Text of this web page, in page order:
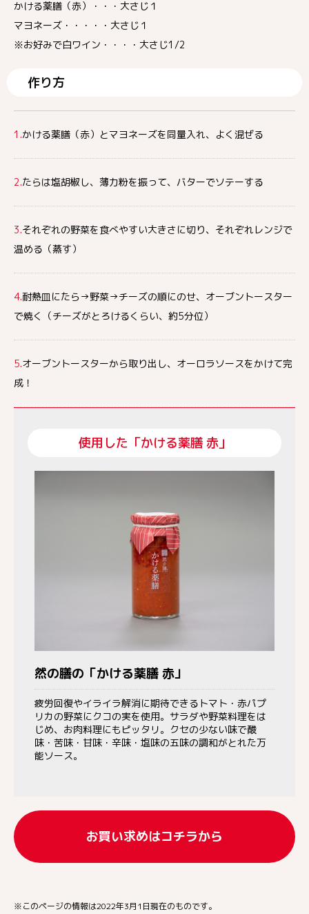
かける薬膳（赤）・・・大さじ１
マヨネーズ・・・・・大さじ１
※お好みで白ワイン・・・・大さじ1/2
作り方
1.かける薬膳（赤）とマヨネーズを同量入れ、よく混ぜる
2.たらは塩胡椒し、薄力粉を振って、バターでソテーする
3.それぞれの野菜を食べやすい大きさに切り、それぞれレンジで
温める（蒸す）
4.耐熱皿にたら→野菜→チーズの順にのせ、オーブントースター
で焼く（チーズがとろけるくらい、約5分位）
5.オーブントースターから取り出し、オーロラソースをかけて完
成！
使用した「かける薬膳 赤」
然の膳の「かける薬膳 赤」
疲労回復やイライラ解消に期待できるトマト・赤パプ
リカの野菜にクコの実を使用。サラダや野菜料理をは
じめ、お肉料理にもピッタリ。クセの少ない味で酸
味・苦味・甘味・辛味・塩味の五味の調和がとれた万
能ソース。
お買い求めはコチラから
※このページの情報は2022年3月1日現在のものです。